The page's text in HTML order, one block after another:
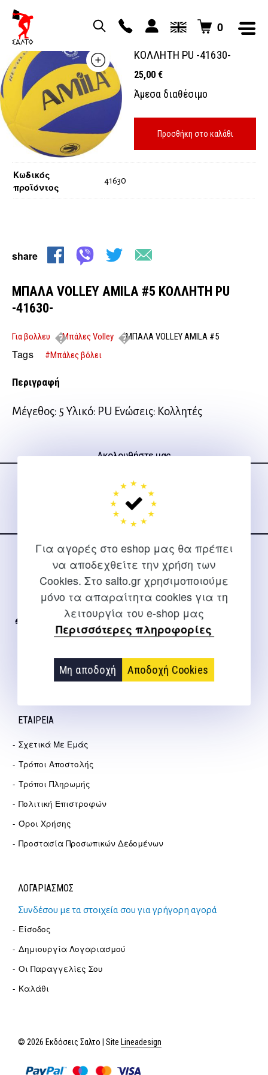
Για αγορές στο eshop μας θα πρέπει
να αποδεχθείτε την χρήση των
Cookies. Στο salto.gr χρησιμοποιούμε
μόνο τα απαραίτητα cookies για τη
λειτουργία του e-shop μας
Περισσότερες πληροφορίες
Μη αποδοχή Αποδοχή Cookies
0
ΚΟΛΛΗΤΗ PU -41630-
25,00 €
Άμεσα διαθέσιμο
Προσθήκη στο καλάθι
Κωδικός
προϊόντος
41630
share
ΜΠΑΛΑ VOLLEY AMILA #5 ΚΟΛΛΗΤΗ PU
-41630-
Για βολλευ Μπάλες Volley
ΜΠΑΛΑ VOLLEY AMILA #5
ΚΟΛΛΗΤΗ PU -41630-
Tags #Μπάλες βόλει
Περιγραφή
Μέγεθος: 5 Υλικό: PU Ενώσεις: Κολλητές
Ακολουθήστε μας
ΕΠΙΚΟΙΝΩΝΊΑ
Για διευκρινίσεις και υποστήριξη παραγγελιών μέσω του
Internet
2310 267108
Αγγελάκη 21, Θεσσαλονίκη
ΕΤΑΙΡΕΊΑ
Σχετικά Με Εμάς
Τρόποι Αποστολής
Τρόποι Πληρωμής
Πολιτική Επιστροφών
Όροι Χρήσης
Προστασία Προσωπικών Δεδομένων
ΛΟΓΑΡΙΑΣΜΟΣ
Συνδέσου με τα στοιχεία σου για γρήγορη αγορά
Είσοδος
Δημιουργία Λογαριασμού
Οι Παραγγελίες Σου
Καλάθι
© 2026 Εκδόσεις Σαλτο | Site Lineadesign